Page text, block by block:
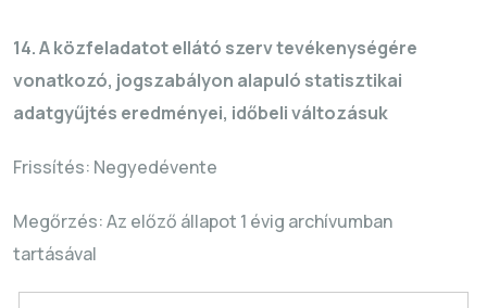
14. A közfeladatot ellátó szerv tevékenységére
vonatkozó, jogszabályon alapuló statisztikai
adatgyűjtés eredményei, időbeli változásuk
Frissítés: Negyedévente
Megőrzés: Az előző állapot 1 évig archívumban
tartásával